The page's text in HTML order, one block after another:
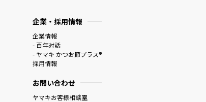
企業・採用情報
企業情報
- 百年対話
- ヤマキ かつお節プラス®
採用情報
お問い合わせ
ヤマキお客様相談室